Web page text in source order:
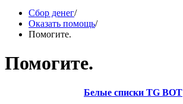
Сбор денег/
Оказать помощь/
Помогите.
Помогите.
Белые списки TG BOT